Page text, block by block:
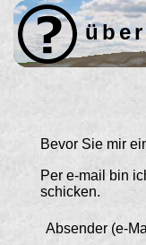
Bevor Sie mir
Per e-mail bin
schicken.
Absender (e-